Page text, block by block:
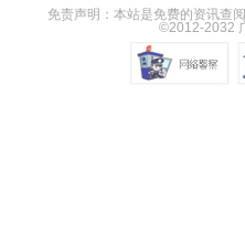
免责声明：本站是免费的资讯查
©2012-2032